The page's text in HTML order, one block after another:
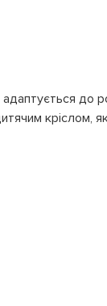
до
кріслом,